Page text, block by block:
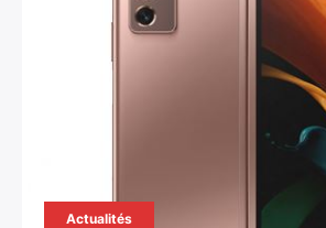
Actualités